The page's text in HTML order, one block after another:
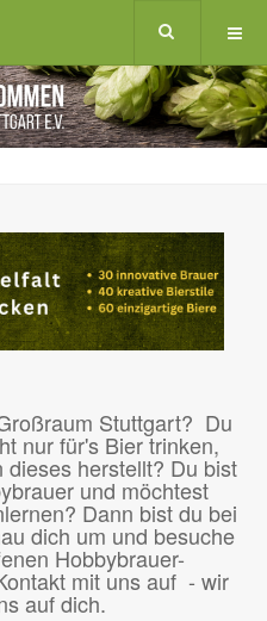
Stuttgart? Du
nur für's Bier trinken,
herstellt? Du bist
und möchtest
Dann bist du bei
dich um und besuche
Hobbybrauer-
mit uns auf - wir
auf dich.